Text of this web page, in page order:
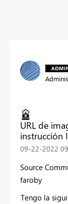
URL de
instrucción
‎09-22-2022
Source
faroby
Tengo la